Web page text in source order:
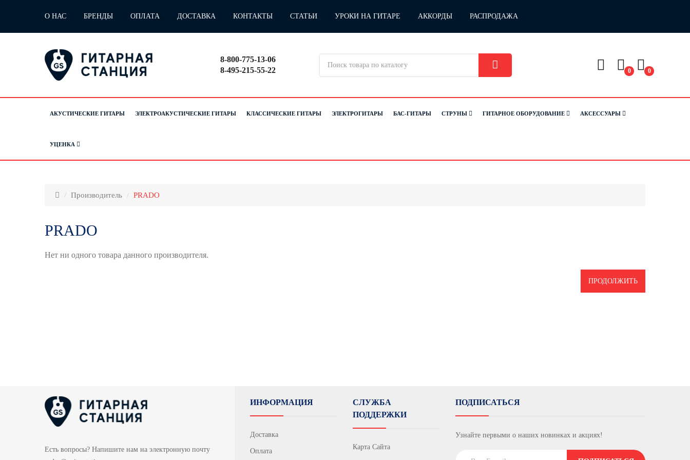
О НАС БРЕНДЫ ОПЛАТА ДОСТАВКА КОНТАКТЫ СТАТЬИ УРОКИ НА ГИТАРЕ АККОРДЫ РАСПРОДАЖА
8-800-775-13-06
8-495-215-55-22
0 0
АКУСТИЧЕСКИЕ ГИТАРЫ ЭЛЕКТРОАКУСТИЧЕСКИЕ ГИТАРЫ КЛАССИЧЕСКИЕ ГИТАРЫ ЭЛЕКТРОГИТАРЫ БАС-ГИТАРЫ СТРУНЫ ГИТАРНОЕ ОБОРУДОВАНИЕ АКСЕССУАРЫ
УЦЕНКА
Производитель PRADO
PRADO
Нет ни одного товара данного производителя.
ПРОДОЛЖИТЬ
Есть вопросы? Напишите нам на электронную почту
ИНФОРМАЦИЯ
Доставка
Оплата
СЛУЖБА
ПОДДЕРЖКИ
Карта Сайта
ПОДПИСАТЬСЯ
Узнайте первыми о наших новинках и акциях!